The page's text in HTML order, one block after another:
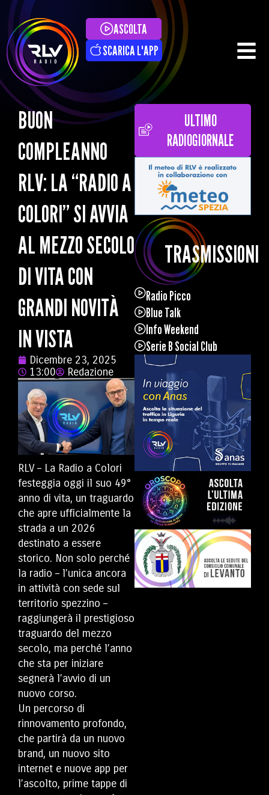
ASCOLTA
SCARICA L'APP
BUON
COMPLEANNO
RLV: LA “RADIO A
COLORI” SI AVVIA
AL MEZZO SECOLO
DI VITA CON
GRANDI NOVITÀ
IN VISTA
Dicembre 23, 2025
13:00
Redazione
RLV – La Radio a Colori
festeggia oggi il suo 49°
anno di vita, un traguardo
che apre ufficialmente la
strada a un 2026
destinato a essere
storico. Non solo perché
la radio – l’unica ancora
in attività con sede sul
territorio spezzino –
raggiungerà il prestigioso
traguardo del mezzo
secolo, ma perché l’anno
che sta per iniziare
segnerà l’avvio di un
nuovo corso.
Un percorso di
rinnovamento profondo,
che partirà da un nuovo
brand, un nuovo sito
internet e nuove app per
l’ascolto, prime tappe di
ULTIMO
RADIOGIORNALE
TRASMISSIONI
Radio Picco
Blue Talk
Info Weekend
Serie B Social Club